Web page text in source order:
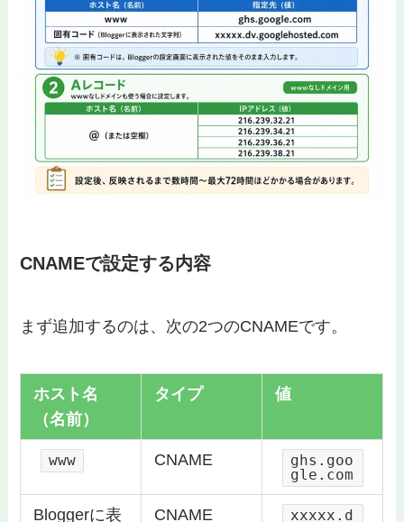
CNAMEで設定する内容
まず追加するのは、次の2つのCNAMEです。
ホスト名
（名前）
タイプ 値
www CNAME
ghs.goo
gle.com
Bloggerに表
CNAME
xxxxx.d